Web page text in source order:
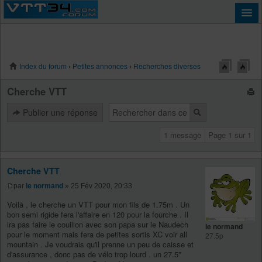
Index du forum ‹ Petites annonces ‹ Recherches diverses
Cherche VTT
Publier une réponse
1 message Page 1 sur 1
Cherche VTT
par le normand » 25 Fév 2020, 20:33
Voilà , le cherche un VTT pour mon fils de 1.75m . Un
bon semi rigide fera l'affaire en 120 pour la fourche . Il
ira pas faire le couillon avec son papa sur le Naudech
pour le moment mais fera de petites sortis XC voir all
mountain . Je voudrais qu'il prenne un peu de caisse et
d'assurance , donc pas de vélo trop lourd . un 27.5"
le normand
27.5p